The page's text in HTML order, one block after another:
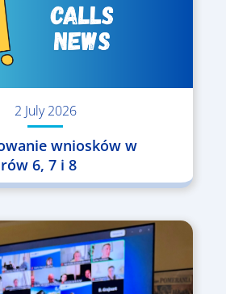
2 July 2026
wniosków w
6, 7 i 8